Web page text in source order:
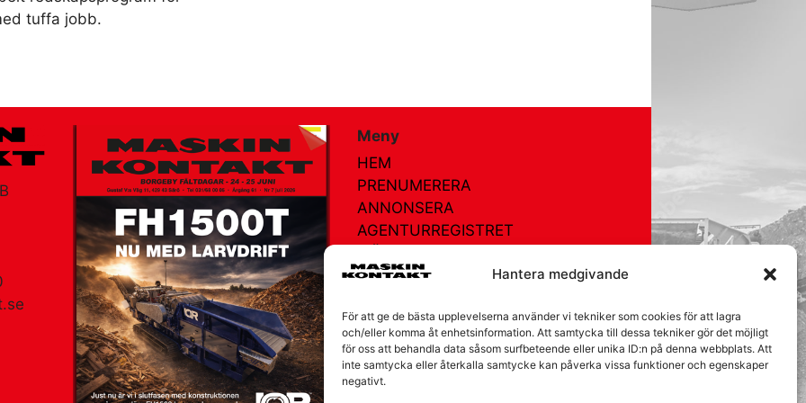
Hantera medgivande
För att ge de bästa upplevelserna använder vi tekniker som cookies för att lagra
och/eller komma åt enhetsinformation. Att samtycka till dessa tekniker gör det möjligt
för oss att behandla data såsom surfbeteende eller unika ID:n på denna webbplats. Att
inte samtycka eller återkalla samtycke kan påverka vissa funktioner och egenskaper
negativt.
tuffa jobb.
Meny
HEM
PRENUMERERA
ANNONSERA
AGENTURREGISTRET
NÄTREGISTRET
OM VÅRA KAKOR